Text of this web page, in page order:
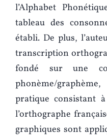
l’Alphabet
tableau des
établi. De plus,
transcription
fondé sur une
phonème/
pratique consistant
l’orthographe
graphiques sont